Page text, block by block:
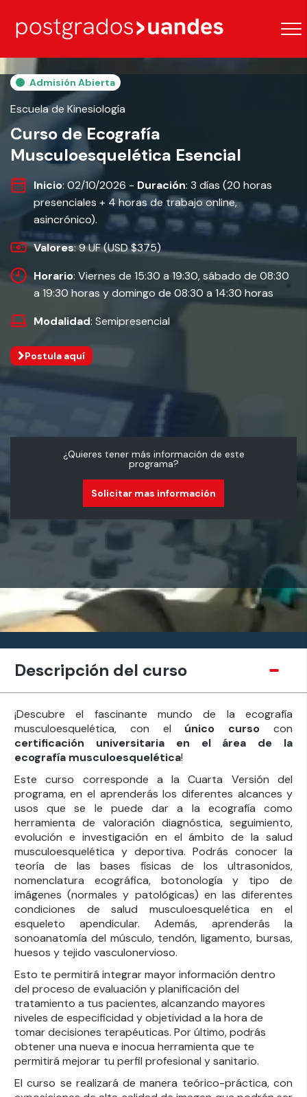
Admisión Abierta
Escuela de Kinesiología
Curso de Ecografía
Musculoesquelética Esencial
Inicio: 02/10/2026 - Duración: 3 días (20 horas
presenciales + 4 horas de trabajo online,
asincrónico).
Valores: 9 UF (USD $375)
Horario: Viernes de 15:30 a 19:30, sábado de 08:30
a 19:30 horas y domingo de 08:30 a 14:30 horas
Modalidad: Semipresencial
Postula aquí
¿Quieres tener más información de este
programa?
Solicitar mas información
Descripción del curso
¡Descubre el fascinante mundo de la ecografía
musculoesquelética, con el único curso con
certificación universitaria en el área de la
ecografía musculoesquelética!
Este curso corresponde a la Cuarta Versión del
programa, en el aprenderás los diferentes alcances y
usos que se le puede dar a la ecografía como
herramienta de valoración diagnóstica, seguimiento,
evolución e investigación en el ámbito de la salud
musculoesquelética y deportiva. Podrás conocer la
teoría de las bases físicas de los ultrasonidos,
nomenclatura ecográfica, botonología y tipo de
imágenes (normales y patológicas) en las diferentes
condiciones de salud musculoesquelética en el
esqueleto apendicular. Además, aprenderás la
sonoanatomía del músculo, tendón, ligamento, bursas,
huesos y tejido vasculonervioso.
Esto te permitirá integrar mayor información dentro
del proceso de evaluación y planificación del
tratamiento a tus pacientes, alcanzando mayores
niveles de especificidad y objetividad a la hora de
tomar decisiones terapéuticas. Por último, podrás
obtener una nueva e inocua herramienta que te
permitirá mejorar tu perfil profesional y sanitario.
El curso se realizará de manera teórico-práctica, con